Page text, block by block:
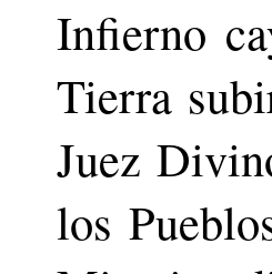
Infierno
Tierra
Juez
los